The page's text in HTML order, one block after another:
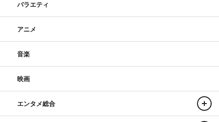
バラエティ
アニメ
音楽
映画
エンタメ総合